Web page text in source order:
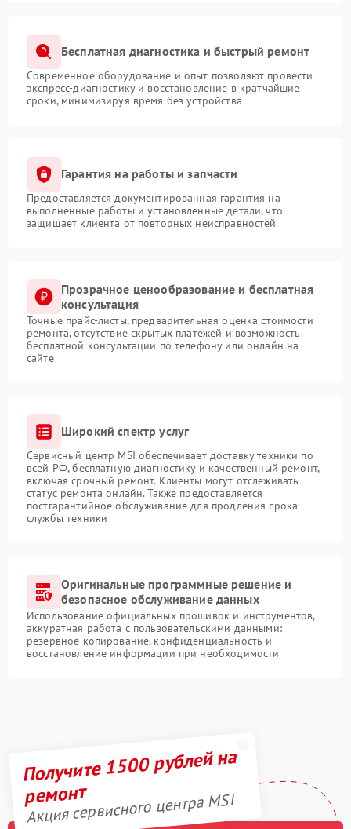
Бесплатная диагностика и быстрый ремонт
Современное оборудование и опыт позволяют провести
экспресс-диагностику и восстановление в кратчайшие
сроки, минимизируя время без устройства
Гарантия на работы и запчасти
Предоставляется документированная гарантия на
выполненные работы и установленные детали, что
защищает клиента от повторных неисправностей
Прозрачное ценообразование и бесплатная
консультация
Точные прайс-листы, предварительная оценка стоимости
ремонта, отсутствие скрытых платежей и возможность
бесплатной консультации по телефону или онлайн на
сайте
Широкий спектр услуг
Сервисный центр MSI обеспечивает доставку техники по
всей РФ, бесплатную диагностику и качественный ремонт,
включая срочный ремонт. Клиенты могут отслеживать
статус ремонта онлайн. Также предоставляется
постгарантийное обслуживание для продления срока
службы техники
Оригинальные программные решение и
безопасное обслуживание данных
Использование официальных прошивок и инструментов,
аккуратная работа с пользовательскими данными:
резервное копирование, конфиденциальность и
восстановление информации при необходимости
Получите 1500 рублей на
ремонт
Акция сервисного центра MSI